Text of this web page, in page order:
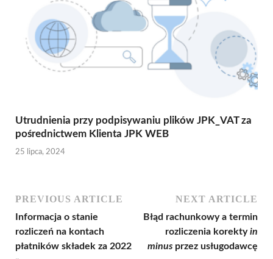
Utrudnienia przy podpisywaniu plików JPK_VAT za
pośrednictwem Klienta JPK WEB
25 lipca, 2024
PREVIOUS ARTICLE
Informacja o stanie
rozliczeń na kontach
płatników składek za 2022
NEXT ARTICLE
Błąd rachunkowy a termin
rozliczenia korektyin
minus przez usługodawcę